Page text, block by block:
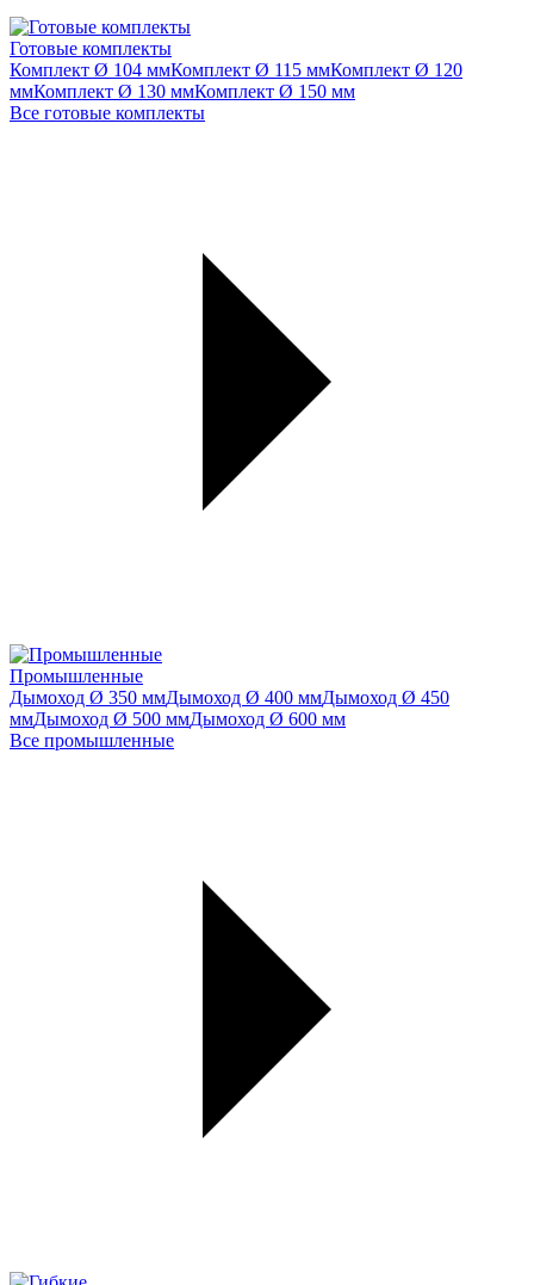
Готовые комплекты
Комплект Ø 104 ммКомплект Ø 115 ммКомплект Ø 120
ммКомплект Ø 130 ммКомплект Ø 150 мм
Все готовые комплекты
Промышленные
Дымоход Ø 350 ммДымоход Ø 400 ммДымоход Ø 450
ммДымоход Ø 500 ммДымоход Ø 600 мм
Все промышленные